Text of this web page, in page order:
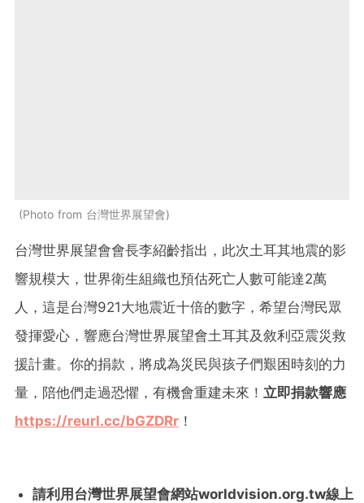
Photo from 台灣世界展望會
台灣世界展望會會長李紹齡指出，此次土耳其地震的影
響規模大，世界衛生組織也預估死亡人數可能達2萬
人，這是台灣921大地震近十倍的數字，希望台灣民眾
發揮愛心，響應台灣世界展望會土耳其及敘利亞震災救
援計畫。你的捐款，將成為災民與孩子們艱困時刻的力
量，陪他們走過恐懼，有機會重建未來！ 立即捐款響應
https://reurl.cc/bGZDRr ！
請利用台灣世界展望會網站worldvision.org.tw線上